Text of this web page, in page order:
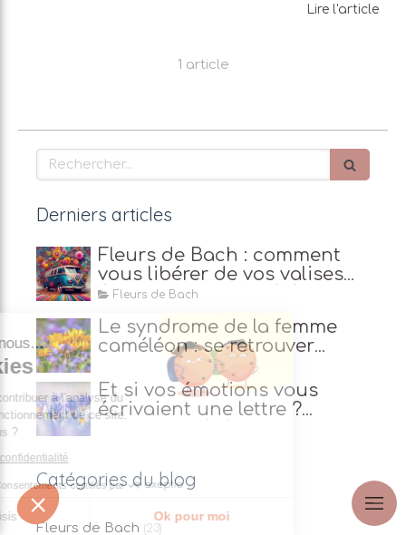
Lire l'article
1 article
Rechercher
Derniers articles
Fleurs de Bach : comment
vous libérer de vos valises
émotionnelles cet été ?
Fleurs de Bach
Le syndrome de la femme
caméléon : se retrouver
grâce aux Fleurs de Bach
Et si vos émotions vous
écrivaient une lettre ?
Catégories du blog
Fleurs de Bach (23)
c'est nous...
Cookies
est de contribuer à l'analyse du
au bon fonctionnement de ce site.
pour vous ?
de confidentialité
Consentements certifiés par
Je choisis Ok pour moi